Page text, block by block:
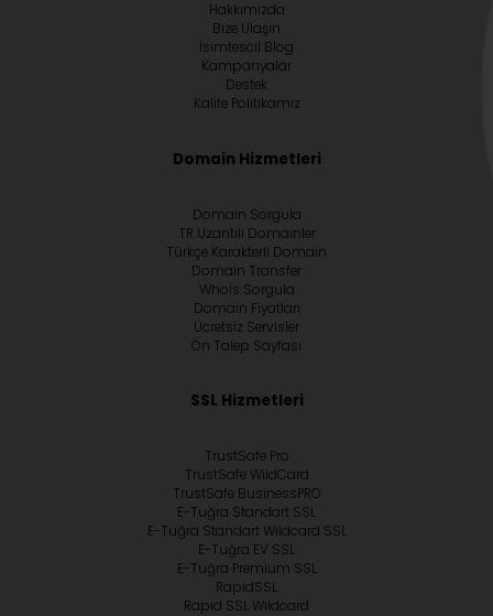
Hakkımızda
Bize Ulaşın
İsimtescil Blog
Kampanyalar
Destek
Kalite Politikamız
Domain Hizmetleri
Domain Sorgula
TR Uzantılı Domainler
Türkçe Karakterli Domain
Domain Transfer
Whoİs Sorgula
Domain Fiyatları
Ücretsiz Servisler
Ön Talep Sayfası
SSL Hizmetleri
TrustSafe Pro
TrustSafe WildCard
TrustSafe BusinessPRO
E-Tuğra Standart SSL
E-Tuğra Standart Wildcard SSL
E-Tuğra EV SSL
E-Tuğra Premium SSL
RapidSSL
Rapid SSL Wildcard